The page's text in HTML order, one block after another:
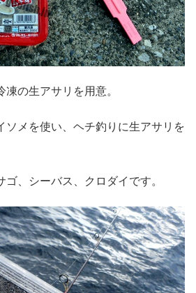
の生アサリを用意。
ソメを使い、ヘチ釣りに生アサリを
、シーバス、クロダイです。